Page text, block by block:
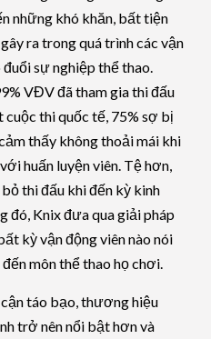
những khó khăn, bất tiện
ra trong quá trình các vận
sự nghiệp thể thao.
VĐV đã tham gia thi đấu
thi quốc tế, 75% sợ bị
thấy không thoải mái khi
huấn luyện viên. Tệ hơn,
thi đấu khi đến kỳ kinh
đó, Knix đưa qua giải pháp
kỳ vận động viên nào nói
môn thể thao họ chơi.
táo bạo, thương hiệu
trở nên nổi bật hơn và